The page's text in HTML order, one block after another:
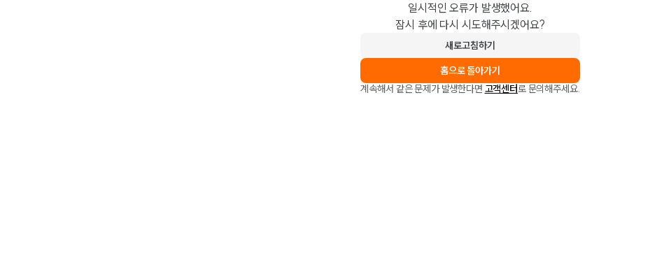
일시적인 오류가 발생했어요.
잠시 후에 다시 시도해주시겠어요?
새로고침하기
홈으로 돌아가기
계속해서 같은 문제가 발생한다면 고객센터로 문의해주세요.